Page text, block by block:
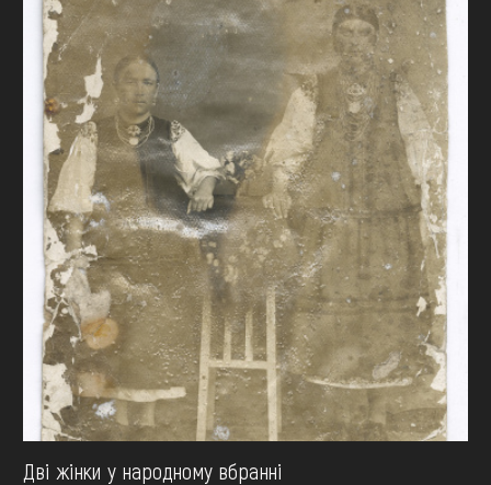
Дві жінки у народному вбранні